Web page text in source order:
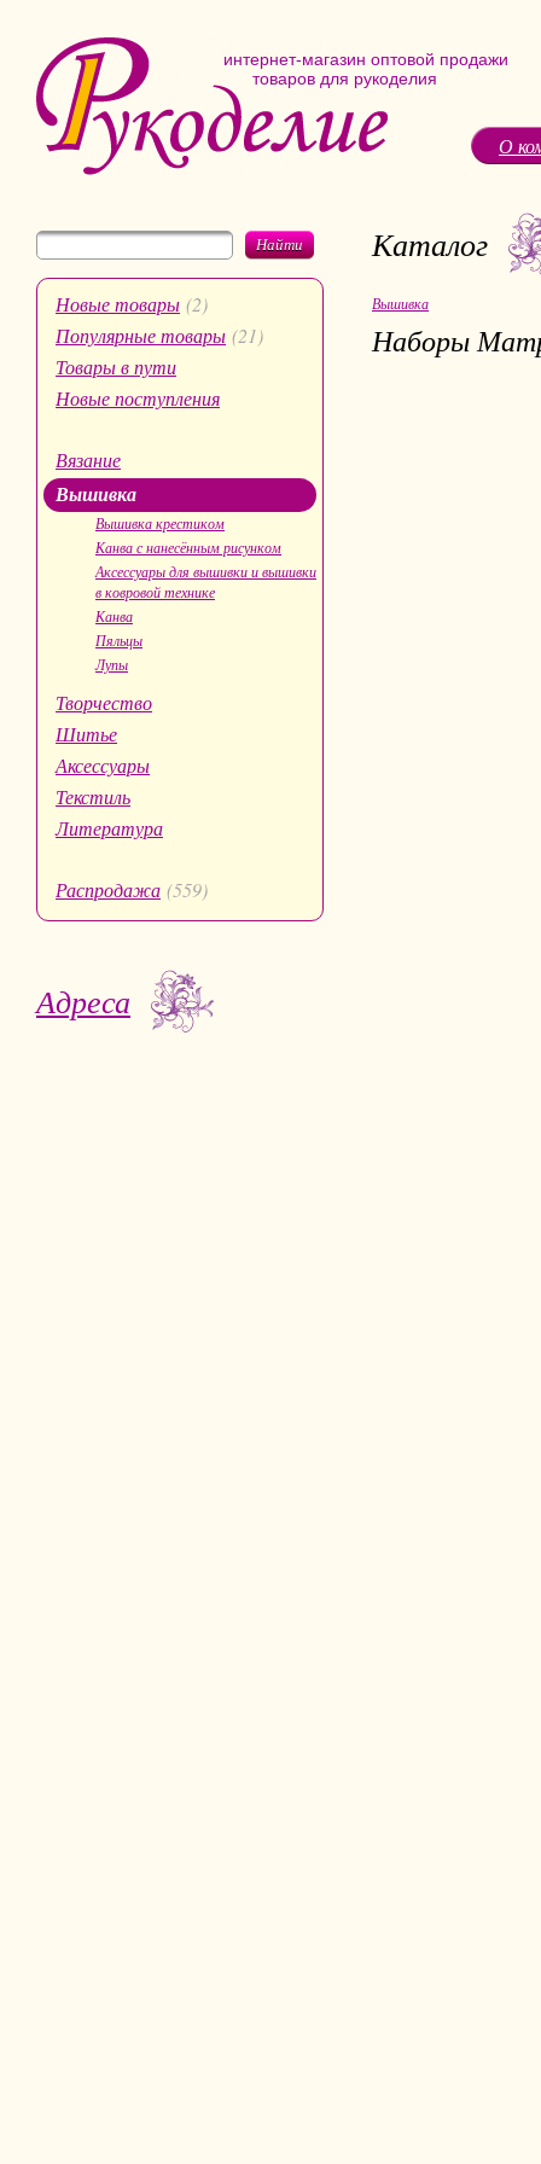
интернет-магазин оптовой продажи
товаров для рукоделия
О
Найти
Новые товары (2)
Популярные товары (21)
Товары в пути
Новые поступления
Вязание
Вышивка
Вышивка крестиком
Канва с нанесённым рисунком
Аксессуары для вышивки и вышивки
в ковровой технике
Канва
Пяльцы
Лупы
Творчество
Шитье
Аксессуары
Текстиль
Литература
Распродажа (559)
Адреса
Каталог
Вышивка
Наборы